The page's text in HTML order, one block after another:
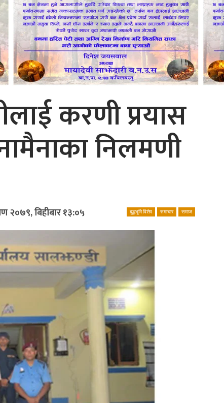
करणी प्रयास
निलमणी
बुद्धभूमि विशेष समाचार समाज
२०७९, बिहीबार १३:०५